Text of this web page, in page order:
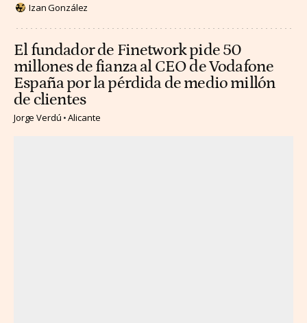
Izan González
El fundador de Finetwork pide 50
millones de fianza al CEO de Vodafone
España por la pérdida de medio millón
de clientes
Jorge Verdú Alicante